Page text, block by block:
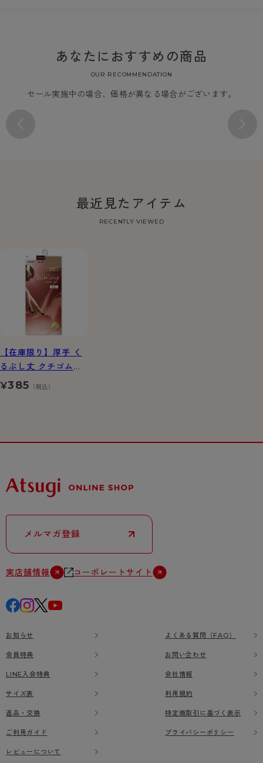
あなたにおすすめの商品
OUR RECOMMENDATION
セール実施中の場合、価格が異なる場合がございます。
最近見たアイテム
RECENTLY VIEWED
【在庫限り】厚手 く
るぶし丈 クチゴムゆ
ったり ストッキング
¥385 （税込）
メルマガ登録
実店舗情報 コーポレートサイト
お知らせ
会員特典
LINE入会特典
サイズ表
返品・交換
ご利用ガイド
レビューについて
よくある質問（FAQ）
お問い合わせ
会社情報
利用規約
特定商取引に基づく表示
プライバシーポリシー